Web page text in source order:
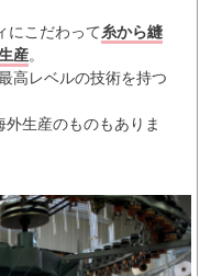
にこだわって糸から縫
産。
高レベルの技術を持つ
生産のものもありま